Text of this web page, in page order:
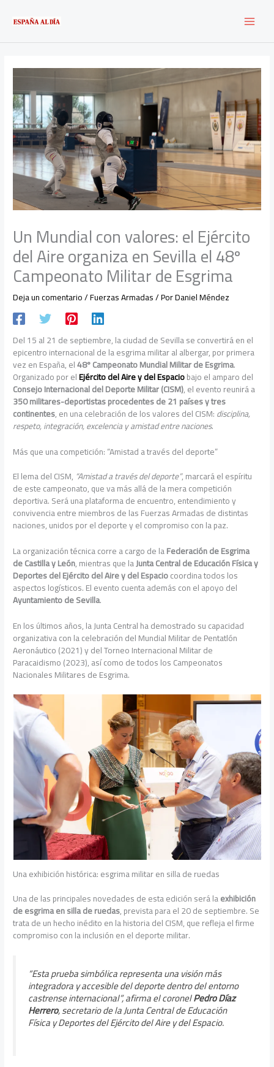
contenido
Un Mundial con valores: el Ejército
del Aire organiza en Sevilla el 48º
Campeonato Militar de Esgrima
Deja un comentario/Fuerzas Armadas/ PorDaniel Méndez
Del 15 al 21 de septiembre, la ciudad de Sevilla se convertirá en el
epicentro internacional de la esgrima militar al albergar, por primera
vez en España, el48º Campeonato Mundial Militar de Esgrima.
Organizado por elEjército del Aire y del Espaciobajo el amparo del
Consejo Internacional del Deporte Militar (CISM), el evento reunirá a
350 militares-deportistas procedentes de 21 países y tres
continentes, en una celebración de los valores del CISM:disciplina,
respeto, integración, excelencia y amistad entre naciones.
Más que una competición: “Amistad a través del deporte”
El lema del CISM, “Amistad a través del deporte”, marcará el espíritu
de este campeonato, que va más allá de la mera competición
deportiva. Será una plataforma de encuentro, entendimiento y
convivencia entre miembros de las Fuerzas Armadas de distintas
naciones, unidos por el deporte y el compromiso con la paz.
La organización técnica corre a cargo de laFederación de Esgrima
de Castilla y León, mientras que laJunta Central de Educación Física y
Deportes del Ejército del Aire y del Espaciocoordina todos los
aspectos logísticos. El evento cuenta además con el apoyo del
Ayuntamiento de Sevilla.
En los últimos años, la Junta Central ha demostrado su capacidad
organizativa con la celebración del Mundial Militar de Pentatlón
Aeronáutico (2021) y del Torneo Internacional Militar de
Paracaidismo (2023), así como de todos los Campeonatos
Nacionales Militares de Esgrima.
Una exhibición histórica: esgrima militar en silla de ruedas
Una de las principales novedades de esta edición será laexhibición
de esgrima en silla de ruedas, prevista para el 20 de septiembre. Se
trata de un hecho inédito en la historia del CISM, que refleja el firme
compromiso con la inclusión en el deporte militar.
“Esta prueba simbólica representa una visión más
integradora y accesible del deporte dentro del entorno
castrense internacional”, afirma el coronelPedro Díaz
Herrero, secretario de la Junta Central de Educación
Física y Deportes del Ejército del Aire y del Espacio.